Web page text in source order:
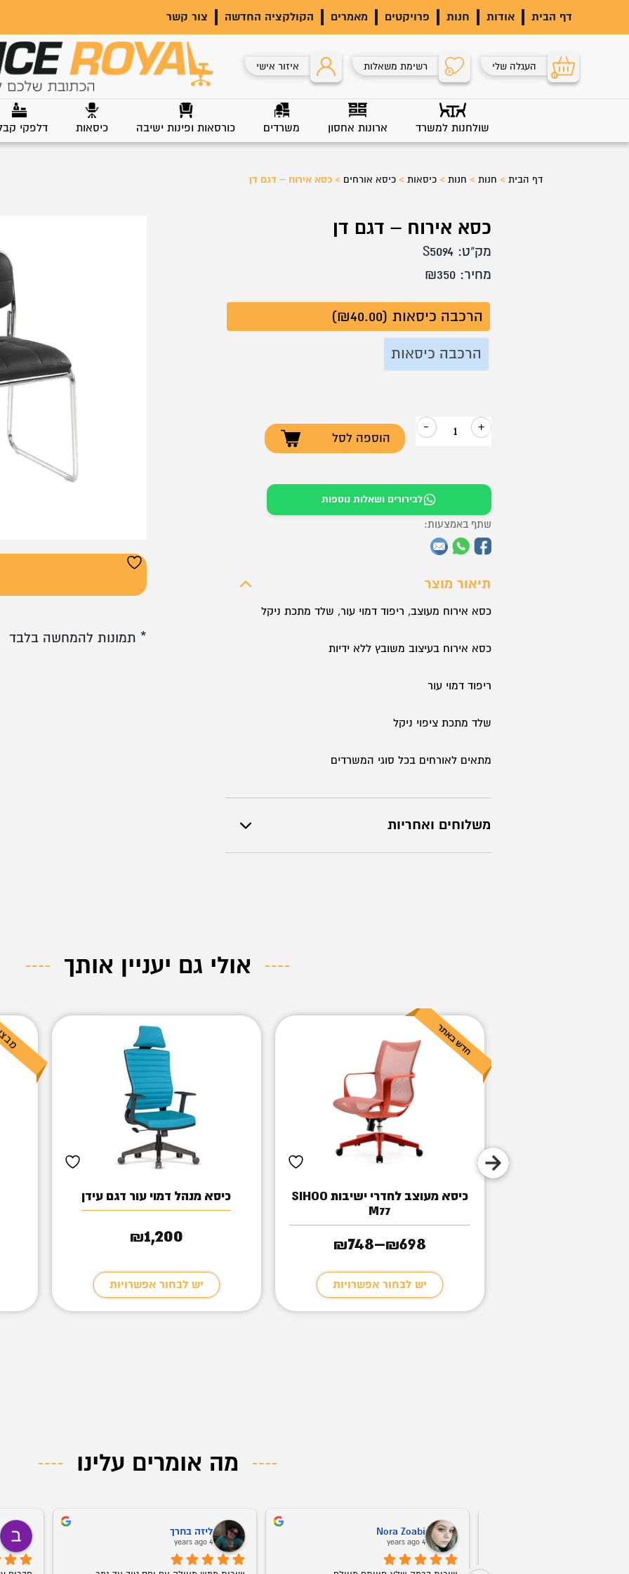
דף הבית אודות חנות פרויקטים מאמרים הקולקציה החדשה צור קשר
0
העגלה שלי 0 רשימת משאלות איזור אישי
שולחנות למשרד ארונות אחסון משרדים כורסאות ופינות ישיבה כיסאות דלפקי
דף הבית> חנות> חנות> כיסאות> כיסא אורחים > כסא אירוח – דגם דן
כסא אירוח – דגם דן
מחיר: ₪350
הרכבה כיסאות (₪40.00)
הרכבה כיסאות
+
כמות
כסא
אירוח
–
דגם
-
הוספה לסל
מק"ט:S5094
לבירורים ושאלות נוספות
תיאור מוצר
כסא אירוח מעוצב, ריפוד דמוי עור, שלד מתכת ניקל
כסא אירוח בעיצוב משובץ ללא ידיות
ריפוד דמוי עור
שלד מתכת ציפוי ניקל
מתאים לאורחים בכל סוגי המשרדים
משלוחים ואחריות
שתף באמצעות:
* תמונות להמחשה בלבד
אולי גם יעניין אותך
כיסא מעוצב לחדרי ישיבות SIHOO
M77
₪698
–
₪748
טווח
מחירים:
⁦₪698⁩
עד
יש לבחור אפשרויות
כיסא מנהל דמוי עור דגם עידן
₪1,200
יש לבחור אפשרויות
מה אומרים עלינו
Nora Zoabi
4 years ago
ליזה בחרך
4 years ago